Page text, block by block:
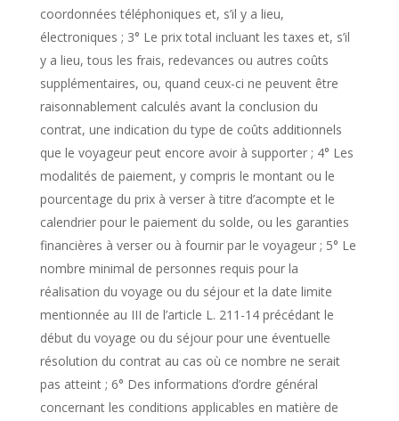
coordonnées téléphoniques et, s’il y a lieu,
électroniques ; 3° Le prix total incluant les taxes et, s’il
y a lieu, tous les frais, redevances ou autres coûts
supplémentaires, ou, quand ceux-ci ne peuvent être
raisonnablement calculés avant la conclusion du
contrat, une indication du type de coûts additionnels
que le voyageur peut encore avoir à supporter ; 4° Les
modalités de paiement, y compris le montant ou le
pourcentage du prix à verser à titre d’acompte et le
calendrier pour le paiement du solde, ou les garanties
financières à verser ou à fournir par le voyageur ; 5° Le
nombre minimal de personnes requis pour la
réalisation du voyage ou du séjour et la date limite
mentionnée au III de l’article L. 211-14 précédant le
début du voyage ou du séjour pour une éventuelle
résolution du contrat au cas où ce nombre ne serait
pas atteint ; 6° Des informations d’ordre général
concernant les conditions applicables en matière de